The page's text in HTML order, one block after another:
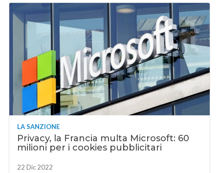
LA SANZIONE
Privacy, la Francia multa Microsoft: 60
milioni per i cookies pubblicitari
22 Dic 2022